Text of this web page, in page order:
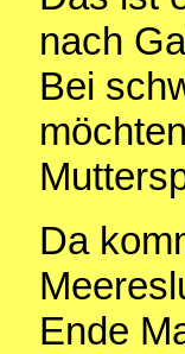
nach
Bei
Da
Ende